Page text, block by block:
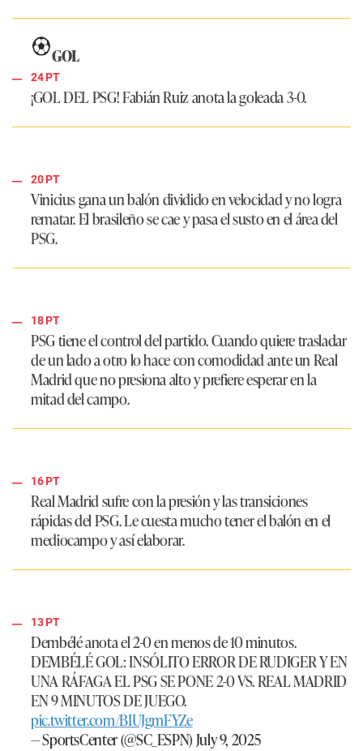
GOL
24 PT
¡GOL DEL PSG!Fabián Ruiz anota la goleada 3-0.
20 PT
Vinicius gana un balón dividido en velocidad y no logra
rematar. El brasileño se cae y pasa el susto en el área del
PSG.
18 PT
PSGtiene el control del partido. Cuando quiere trasladar
de un lado a otro lo hace con comodidad ante unReal
Madridque no presiona alto y prefiere esperar en la
mitad del campo.
16 PT
Real Madridsufre con la presión y las transiciones
rápidas delPSG. Le cuesta mucho tener el balón en el
mediocampo y así elaborar.
13 PT
Dembélé anota el 2-0 en menos de 10 minutos.
DEMBÉLÉ GOL: INSÓLITO ERROR DE RUDIGER Y EN
UNA RÁFAGA EL PSG SE PONE 2-0 VS. REAL MADRID
EN 9 MINUTOS DE JUEGO.
pic.twitter.com/BIUJgmFYZe
— SportsCenter (@SC_ESPN)July 9, 2025